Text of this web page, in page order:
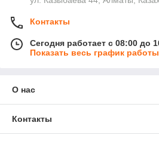
Контакты
Сегодня работает с 08:00 до
Показать весь график работы
О нас
Контакты